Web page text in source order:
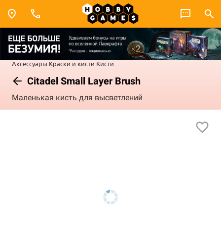
Аксессуары Краски и кисти Кисти
Citadel Small Layer Brush
Маленькая кисть для высветлений